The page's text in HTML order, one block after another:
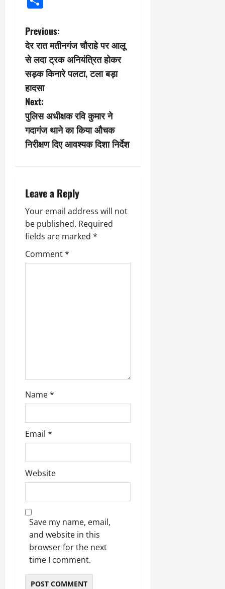
P
o
s
t
n
a
g
a
t
i
Previous:
देर रात मतीनगंज चौराहे पर आलू
से लदा ट्रक अनियंत्रित होकर
सड़क किनारे पलटा, टला बड़ा
हादसा
Next:
पुलिस अधीक्षक रवि कुमार ने
गदागंज थाने का किया औचक
निरीक्षण दिए आवश्यक दिशा निर्देश
Leave a Reply
Your email address will not
be published. Required
fields are marked *
Comment*
Name*
Email *
Website
Save my name, email,
and website in this
browser for the next
time I comment.